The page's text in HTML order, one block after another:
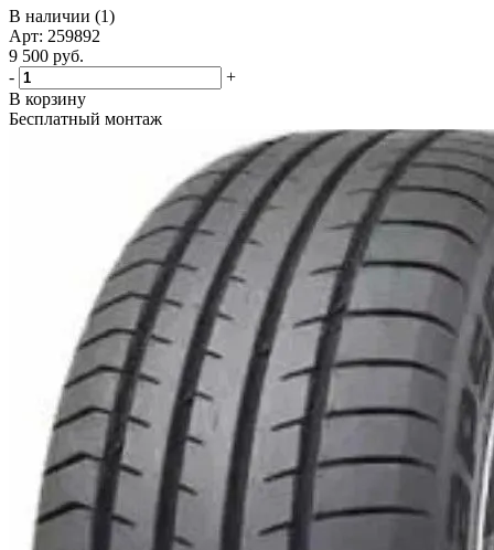
В наличии (1)
Арт: 259892
9 500 руб.
-
+
В корзину
Бесплатный монтаж